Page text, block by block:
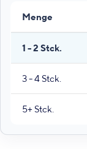
Menge
1 - 2 Stck.
3 - 4 Stck.
5+ Stck.